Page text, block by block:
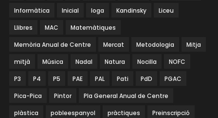
Informàtica Inicial Ioga Kandinsky Liceu
Llibres MAC Matemàtiques
Memòria Anual de Centre Mercat Metodologia Mitja
mitjà Música Nadal Natura Nocilla NOFC
P3 P4 P5 PAE PAL Pati PdD PGAC
Pica-Pica Pintor Pla General Anual de Centre
plàstica pobleespanyol pràctiques Preinscripció